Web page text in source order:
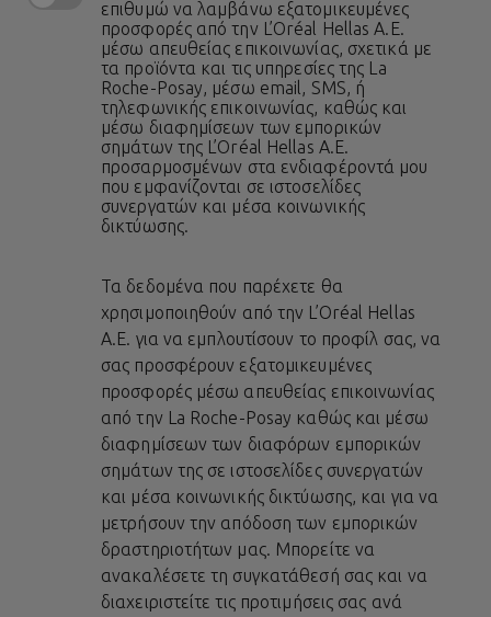
επιθυμώ να λαμβάνω εξατομικευμένες
προσφορές από την L’Oréal Hellas A.E.
μέσω απευθείας επικοινωνίας, σχετικά με
τα προϊόντα και τις υπηρεσίες της La
Roche-Posay, μέσω email, SMS, ή
τηλεφωνικής επικοινωνίας, καθώς και
μέσω διαφημίσεων των εμπορικών
σημάτων της L’Oréal Hellas A.E.
προσαρμοσμένων στα ενδιαφέροντά μου
που εμφανίζονται σε ιστοσελίδες
συνεργατών και μέσα κοινωνικής
δικτύωσης.
Τα δεδομένα που παρέχετε θα
χρησιμοποιηθούν από την L’Oréal Hellas
A.E. για να εμπλουτίσουν το προφίλ σας, να
σας προσφέρουν εξατομικευμένες
προσφορές μέσω απευθείας επικοινωνίας
από την La Roche-Posay καθώς και μέσω
διαφημίσεων των διαφόρων εμπορικών
σημάτων της σε ιστοσελίδες συνεργατών
και μέσα κοινωνικής δικτύωσης, και για να
μετρήσουν την απόδοση των εμπορικών
δραστηριοτήτων μας. Μπορείτε να
ανακαλέσετε τη συγκατάθεσή σας και να
διαχειριστείτε τις προτιμήσεις σας ανά